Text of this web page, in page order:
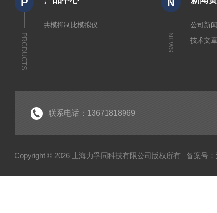
PRODUCTS
共模抑制比模拟仪
NEWS
公司新
技术文
联系电话：13671818969
Copyright © 2026 上海力孚同科技有限公司版权所有 备案号：